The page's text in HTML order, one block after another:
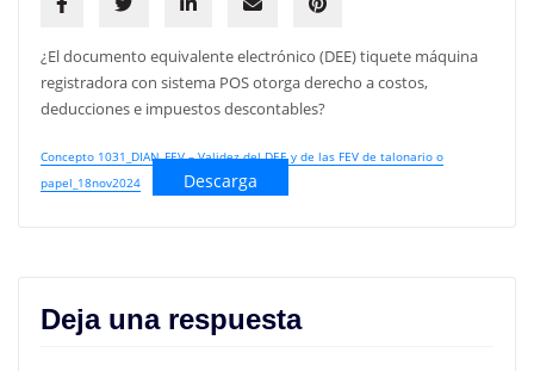
¿El documento equivalente electrónico (DEE) tiquete máquina
registradora con sistema POS otorga derecho a costos,
deducciones e impuestos descontables?
Concepto 1031_DIAN_FEV – Validez del DEE y de las FEV de talonario o
papel_18nov2024
Descarga
Deja una respuesta